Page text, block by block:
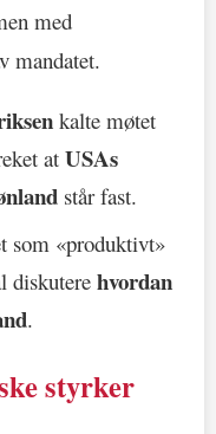
med
mandatet.
kalte møtet
at USAs
står fast.
som «produktivt»
diskutere hvordan
.
styrker